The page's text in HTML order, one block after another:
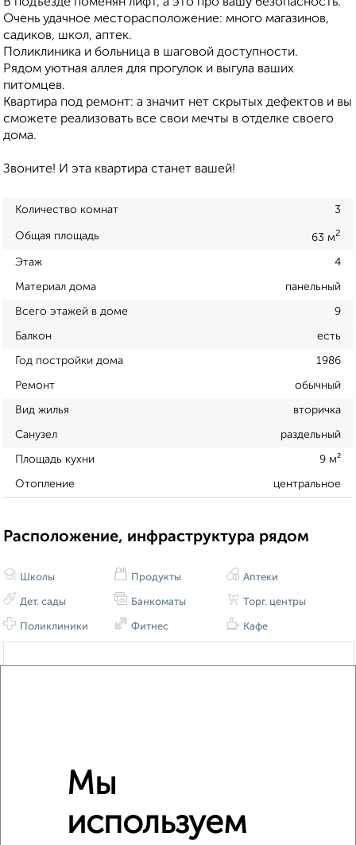
Очень удачное месторасположение: много магазинов,
садиков, школ, аптек.
Поликлиника и больница в шаговой доступности.
Рядом уютная аллея для прогулок и выгула ваших
питомцев.
Квартира под ремонт: а значит нет скрытых дефектов и вы
сможете реализовать все свои мечты в отделке своего
дома.
Звоните! И эта квартира станет вашей!
Количество комнат 3
Общая площадь 63 м2
Этаж 4
Материал дома панельный
Всего этажей в доме 9
Балкон есть
Год постройки дома 1986
Ремонт обычный
Вид жилья вторичка
Санузел раздельный
Площадь кухни 9 м²
Отопление центральное
Расположение, инфраструктура рядом
Школы
Дет. сады
Поликлиники
Продукты
Банкоматы
Фитнес
Аптеки
Торг. центры
Кафе
Мы
используем